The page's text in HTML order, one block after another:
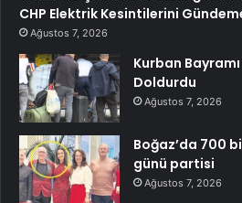
CHP Elektrik Kesintilerini
Ağustos 7, 2026
Kurban
Doldurdu
Ağustos 7, 2026
Boğaz’da 700
günü partisi
Ağustos 7, 2026